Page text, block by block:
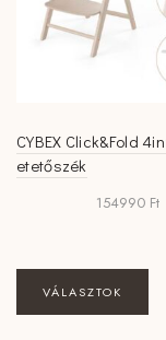
ki
CYBEX Click&Fold
etetőszék
154990 Ft
VÁLASZTOK
a